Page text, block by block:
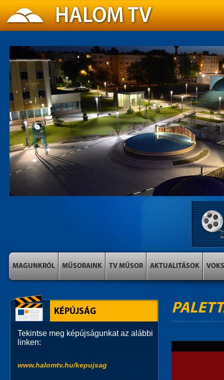
MAGUNKRÓL MŰSORAINK TV MŰSOR AKTUALITÁSOK VOKS
KÉPÚJSÁG
Tekintse meg képújságunkat az alábbi
linken:
www.halomtv.hu/kepujsag